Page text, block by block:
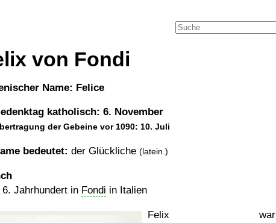
von Fondi
Name: Felice
katholisch: 6. November
der Gebeine vor 1090: 10. Juli
bedeutet: der Glückliche (latein.)
6. Jahrhundert in Fondi in Italien
Felix war